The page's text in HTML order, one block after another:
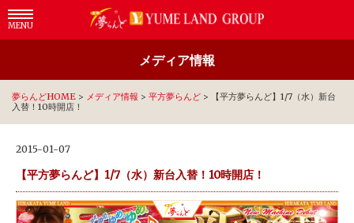
MENU
メディア情報
夢らんどHOME > メディア情報 > 平方夢らんど >
【平方夢らんど】1/7（水）新台
入替！10時開店！
2015-01-07
【平方夢らんど】1/7（水）新台入替！10時開店！